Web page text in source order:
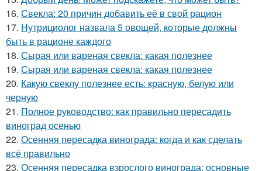
16. Свекла: 20 причин добавить её в свой рацион
17. Нутрициолог назвала 5 овощей, которые должны
быть в рационе каждого
18. Сырая или вареная свекла: какая полезнее
19. Сырая или вареная свекла: какая полезнее
20. Какую свеклу полезнее есть: красную, белую или
черную
21. Полное руководство: как правильно пересадить
виноград осенью
22. Осенняя пересадка винограда: когда и как сделать
всё правильно
23. Осенняя пересадка взрослого винограда: основные